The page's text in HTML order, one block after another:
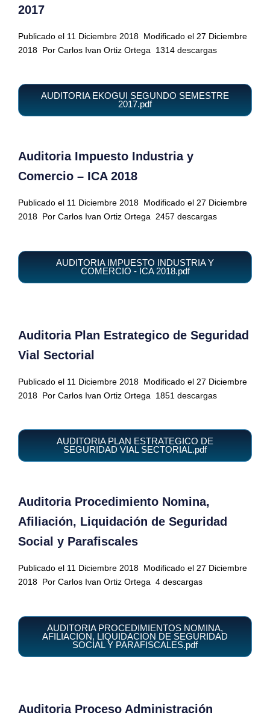
2017
Publicado el 11 Diciembre 2018 Modificado el 27 Diciembre
2018 Por Carlos Ivan Ortiz Ortega 1314 descargas
AUDITORIA EKOGUI SEGUNDO SEMESTRE
2017.pdf
Auditoria Impuesto Industria y
Comercio – ICA 2018
Publicado el 11 Diciembre 2018 Modificado el 27 Diciembre
2018 Por Carlos Ivan Ortiz Ortega 2457 descargas
AUDITORIA IMPUESTO INDUSTRIA Y
COMERCIO - ICA 2018.pdf
Auditoria Plan Estrategico de Seguridad
Vial Sectorial
Publicado el 11 Diciembre 2018 Modificado el 27 Diciembre
2018 Por Carlos Ivan Ortiz Ortega 1851 descargas
AUDITORIA PLAN ESTRATEGICO DE
SEGURIDAD VIAL SECTORIAL.pdf
Auditoria Procedimiento Nomina,
Afiliación, Liquidación de Seguridad
Social y Parafiscales
Publicado el 11 Diciembre 2018 Modificado el 27 Diciembre
2018 Por Carlos Ivan Ortiz Ortega 4 descargas
AUDITORIA PROCEDIMIENTOS NOMINA,
AFILIACION, LIQUIDACION DE SEGURIDAD
SOCIAL Y PARAFISCALES.pdf
Auditoria Proceso Administración